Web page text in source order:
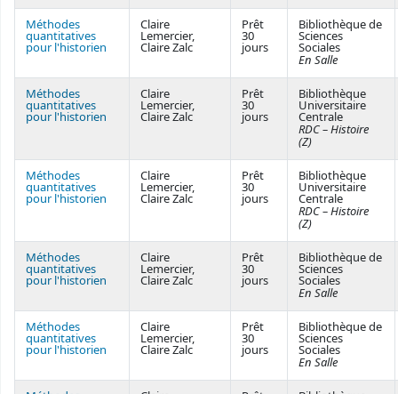
Méthodes
quantitatives
pour l'historien
Claire
Lemercier,
Claire Zalc
Prêt
30
jours
Bibliothèque de
Sciences
Sociales
En Salle
Méthodes
quantitatives
pour l'historien
Claire
Lemercier,
Claire Zalc
Prêt
30
jours
Bibliothèque
Universitaire
Centrale
RDC – Histoire
(Z)
Méthodes
quantitatives
pour l'historien
Claire
Lemercier,
Claire Zalc
Prêt
30
jours
Bibliothèque
Universitaire
Centrale
RDC – Histoire
(Z)
Méthodes
quantitatives
pour l'historien
Claire
Lemercier,
Claire Zalc
Prêt
30
jours
Bibliothèque de
Sciences
Sociales
En Salle
Méthodes
quantitatives
pour l'historien
Claire
Lemercier,
Claire Zalc
Prêt
30
jours
Bibliothèque de
Sciences
Sociales
En Salle